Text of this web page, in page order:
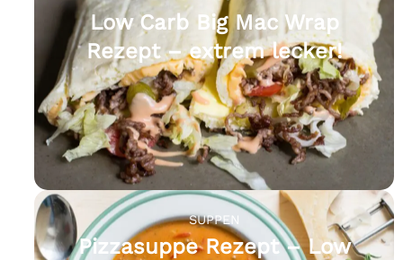
Low Carb Big Mac Wrap
Rezept – extrem lecker!
SUPPEN
Pizzasuppe Rezept – Low